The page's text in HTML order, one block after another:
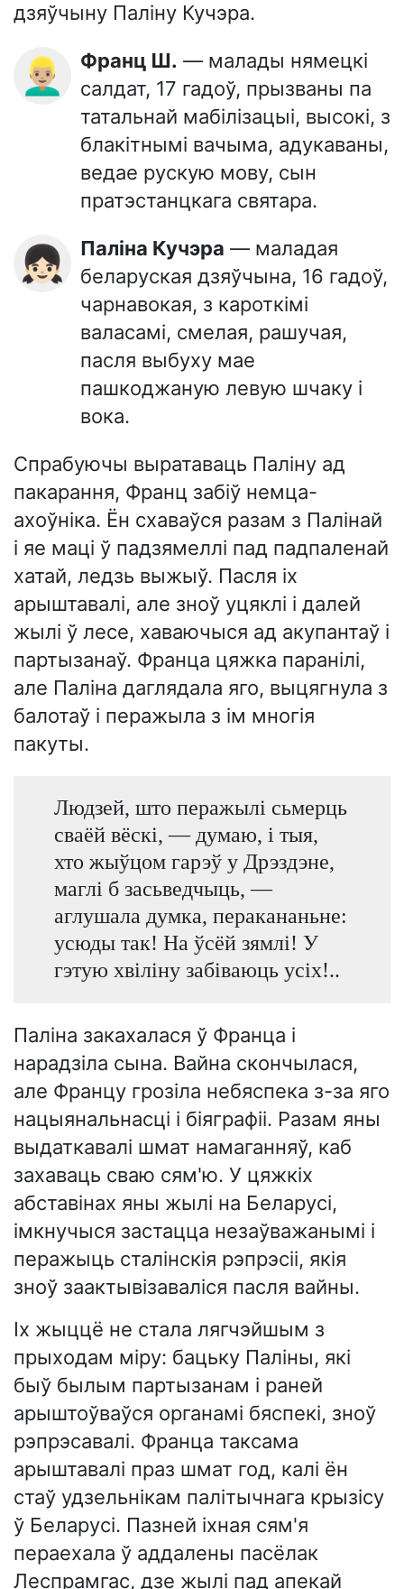
дзяўчыну Паліну Кучэра.
👱🏼‍♂️ Франц Ш. — малады нямецкі
салдат, 17 гадоў, прызваны па
татальнай мабілізацыі, высокі, з
блакітнымі вачыма, адукаваны,
ведае рускую мову, сын
пратэстанцкага святара.
👧🏻 Паліна Кучэра — маладая
беларуская дзяўчына, 16 гадоў,
чарнавокая, з кароткімі
валасамі, смелая, рашучая,
пасля выбуху мае
пашкоджаную левую шчаку і
вока.
Спрабуючы выратаваць Паліну ад
пакарання, Франц забіў немца-
ахоўніка. Ён схаваўся разам з Палінай
і яе маці ў падзямеллі пад падпаленай
хатай, ледзь выжыў. Пасля іх
арыштавалі, але зноў уцяклі і далей
жылі ў лесе, хаваючыся ад акупантаў і
партызанаў. Франца цяжка паранілі,
але Паліна даглядала яго, выцягнула з
балотаў і перажыла з ім многія
пакуты.
Людзей, што перажылі сьмерць
сваёй вёскі, — думаю, і тыя,
хто жыўцом гарэў у Дрэздэне,
маглі б засьведчыць, —
аглушала думка, перакананьне:
усюды так! На ўсёй зямлі! У
гэтую хвіліну забіваюць усіх!..
Паліна закахалася ў Франца і
нарадзіла сына. Вайна скончылася,
але Францу грозіла небяспека з-за яго
нацыянальнасці і біяграфіі. Разам яны
выдаткавалі шмат намаганняў, каб
захаваць сваю сям'ю. У цяжкіх
абставінах яны жылі на Беларусі,
імкнучыся застацца незаўважанымі і
перажыць сталінскія рэпрэсіі, якія
зноў заактывізаваліся пасля вайны.
Іх жыццё не стала лягчэйшым з
прыходам міру: бацьку Паліны, які
быў былым партызанам і раней
арыштоўваўся органамі бяспекі, зноў
рэпрэсавалі. Франца таксама
арыштавалі праз шмат год, калі ён
стаў удзельнікам палітычнага крызісу
ў Беларусі. Пазней іхная сям'я
пераехала ў аддалены пасёлак
Леспрамгас, дзе жылі пад апекай